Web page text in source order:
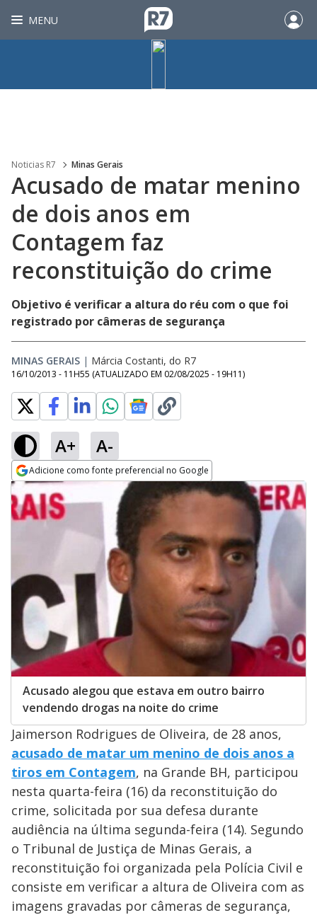
MENU
Noticias R7 Minas Gerais
Acusado de matar menino
de dois anos em
Contagem faz
reconstituição do crime
Objetivo é verificar a altura do réu com o que foi
registrado por câmeras de segurança
MINAS GERAIS | Márcia Costanti, do R7
16/10/2013 - 11H55 (ATUALIZADO EM 02/08/2025 - 19H11)
A+ A-
Adicione como fonte preferencial no Google
Opens in new window
Acusado alegou que estava em outro bairro
vendendo drogas na noite do crime
Jaimerson Rodrigues de Oliveira, de 28 anos,
acusado de matar um menino de dois anos a
tiros em Contagem, na Grande BH, participou
nesta quarta-feira (16) da reconstituição do
crime, solicitada por sua defesa durante
audiência na última segunda-feira (14). Segundo
o Tribunal de Justiça de Minas Gerais, a
reconstituição foi organizada pela Polícia Civil e
consiste em verificar a altura de Oliveira com as
imagens gravadas por câmeras de segurança,